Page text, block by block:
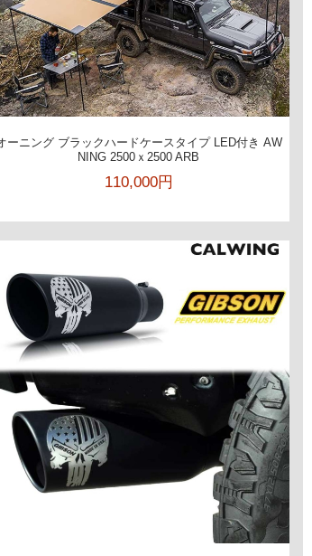
ーニング ブラックハードケースタイプ LED付き AW
NING 2500ｘ2500 ARB
110,000円